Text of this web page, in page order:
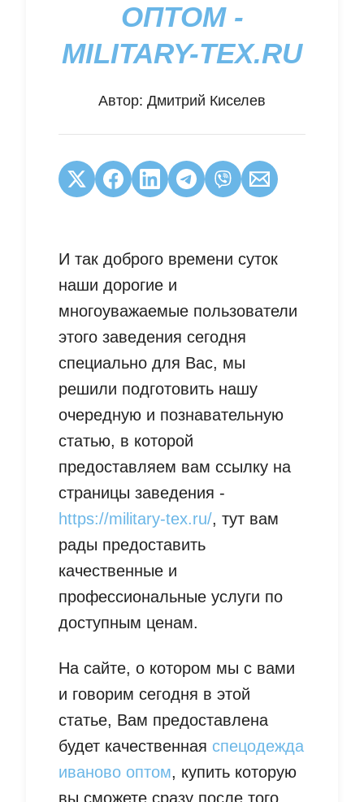
ОПТОМ -
MILITARY-TEX.RU
Автор: Дмитрий Киселев
И так доброго времени суток
наши дорогие и
многоуважаемые пользователи
этого заведения сегодня
специально для Вас, мы
решили подготовить нашу
очередную и познавательную
статью, в которой
предоставляем вам ссылку на
страницы заведения -
https://military-tex.ru/, тут вам
рады предоставить
качественные и
профессиональные услуги по
доступным ценам.
На сайте, о котором мы с вами
и говорим сегодня в этой
статье, Вам предоставлена
будет качественная спецодежда
иваново оптом, купить которую
вы сможете сразу после того,